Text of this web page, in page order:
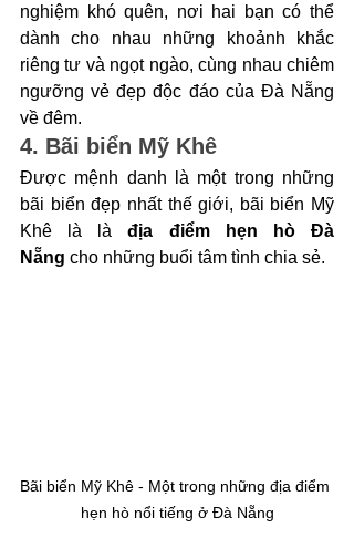
nghiệm khó quên, nơi hai bạn có thể
dành cho nhau những khoảnh khắc
riêng tư và ngọt ngào, cùng nhau chiêm
ngưỡng vẻ đẹp độc đáo của Đà Nẵng
về đêm.
4. Bãi biển Mỹ Khê
Được mệnh danh là một trong những
bãi biển đẹp nhất thế giới, bãi biển Mỹ
Khê là là địa điểm hẹn hò Đà
Nẵng cho những buổi tâm tình chia sẻ.
Bãi biển Mỹ Khê - Một trong những địa điểm
hẹn hò nổi tiếng ở Đà Nẵng